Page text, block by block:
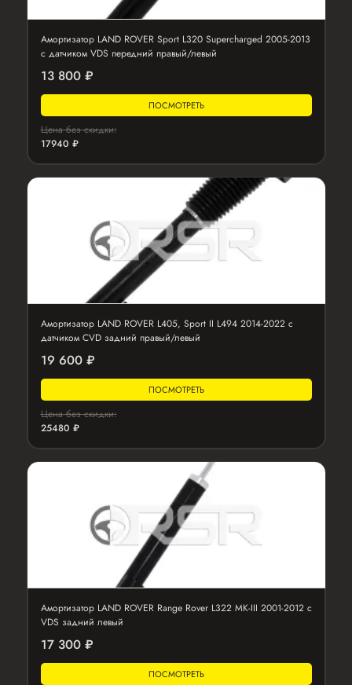
Амортизатор LAND ROVER Sport L320 Supercharged 2005-2013
с датчиком VDS передний правый/левый
13 800 ₽
ПОСМОТРЕТЬ
Цена без скидки:
17940 ₽
Амортизатор LAND ROVER L405, Sport II L494 2014-2022 с
датчиком CVD задний правый/левый
19 600 ₽
ПОСМОТРЕТЬ
Цена без скидки:
25480 ₽
Амортизатор LAND ROVER Range Rover L322 MK-III 2001-2012 с
VDS задний левый
17 300 ₽
ПОСМОТРЕТЬ